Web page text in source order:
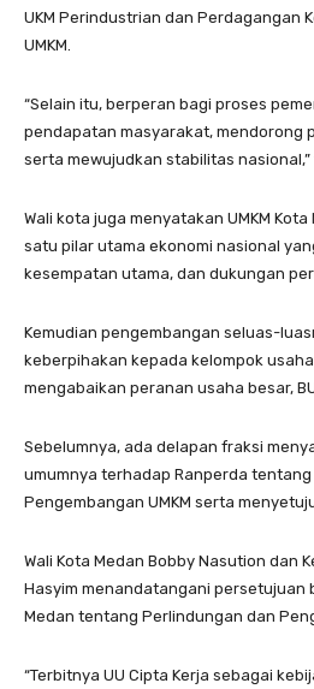
UKM Perindustrian dan Perdagangan
UMKM.
“Selain itu, berperan bagi proses
pendapatan masyarakat, mendorong
serta mewujudkan stabilitas nasional,”
Wali kota juga menyatakan UMKM
satu pilar utama ekonomi nasional
kesempatan utama, dan dukungan
Kemudian pengembangan seluas-
keberpihakan kepada kelompok
mengabaikan peranan usaha besar,
Sebelumnya, ada delapan fraksi
umumnya terhadap Ranperda
Pengembangan UMKM serta
Wali Kota Medan Bobby Nasution dan
Hasyim menandatangani persetujuan
Medan tentang Perlindungan dan
“Terbitnya UU Cipta Kerja sebagai